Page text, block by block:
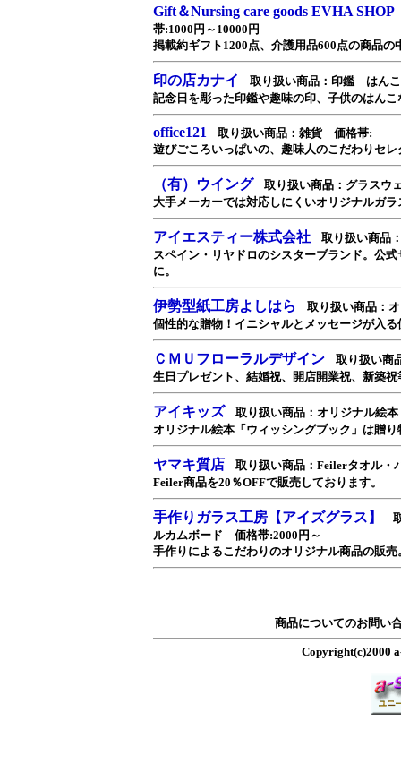
Gift＆Nursing care goods EVHA SHOP
帯:1000円～10000円
掲載約ギフト1200点、介護用品600点の商品
印の店カナイ
取り扱い商品：印鑑 はん
記念日を彫った印鑑や趣味の印、子供のはん
office121
取り扱い商品：雑貨 価格帯:
遊びごころいっぱいの、趣味人のこだわりセ
（有）ウイング
取り扱い商品：グラス
大手メーカーでは対応しにくいオリジナルガ
アイエスティー株式会社
取り扱い商品
スペイン・リヤドロのシスターブランド。公
に。
伊勢型紙工房よしはら
取り扱い商品：
個性的な贈物！イニシャルとメッセージが入
ＣＭＵフローラルデザイン
取り扱い商
生日プレゼント、結婚祝、開店開業祝、新築
アイキッズ
取り扱い商品：オリジナル絵
オリジナル絵本「ウィッシングブック」は贈
ヤマキ質店
取り扱い商品：Feilerタオル
Feiler商品を20％OFFで販売しております。
手作りガラス工房【アイズグラス】
ルカムボード 価格帯:2000円～
手作りによるこだわりのオリジナル商品の販
商品についてのお問い
Copyright(c)2000